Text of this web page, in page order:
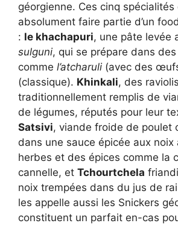
géorgienne. Ces cinq
absolument faire partie d’un
: le khachapuri, une pâte levée
sulguni, qui se prépare dans
comme l’atcharuli (avec des
(classique). Khinkali, des
traditionnellement remplis de
de légumes, réputés pour leur
Satsivi, viande froide de poulet
dans une sauce épicée aux noix
herbes et des épices comme la
cannelle, et Tchourtchela
noix trempées dans du jus de
les appelle aussi les Snickers
constituent un parfait en-cas